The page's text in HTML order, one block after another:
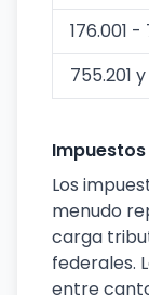
176.001
755.201
Los
menudo
carga
federales.
entre